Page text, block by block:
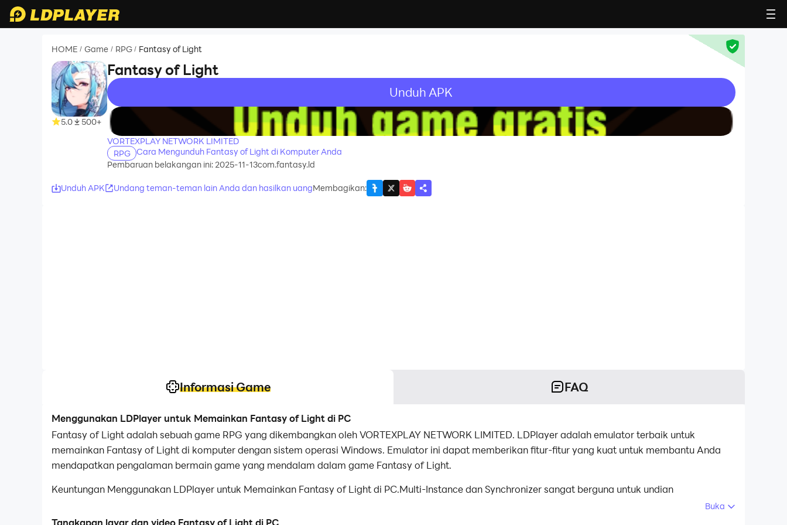
HOME / Game / RPG / Fantasy of Light
5.0 500+
Fantasy of Light
recommend
Unduh APK
recommend
VORTEXPLAY NETWORK LIMITED
RPG
Cara Mengunduh Fantasy of Light di Komputer Anda
Pembaruan belakangan ini: 2025-11-13com.fantasy.ld
Unduh APK Undang teman-teman lain Anda dan hasilkan uangMembagikan:
Informasi Game FAQ
Menggunakan LDPlayer untuk Memainkan Fantasy of Light di PC
Fantasy of Light adalah sebuah game RPG yang dikembangkan oleh VORTEXPLAY NETWORK LIMITED. LDPlayer adalah emulator terbaik untuk
memainkan Fantasy of Light di komputer dengan sistem operasi Windows. Emulator ini dapat memberikan fitur-fitur yang kuat untuk membantu Anda
mendapatkan pengalaman bermain game yang mendalam dalam game Fantasy of Light.
Keuntungan Menggunakan LDPlayer untuk Memainkan Fantasy of Light di PC.Multi-Instance dan Synchronizer sangat berguna untuk undian
pertama.Anda dapat menggunakannya untuk menyalin beberapa emulator dan memulai proses sinkronisasi.Ikat akun Anda sampai Anda mendapatkan
hero yang Anda suka.
Buka
Tangkapan layar dan video Fantasy of Light di PC